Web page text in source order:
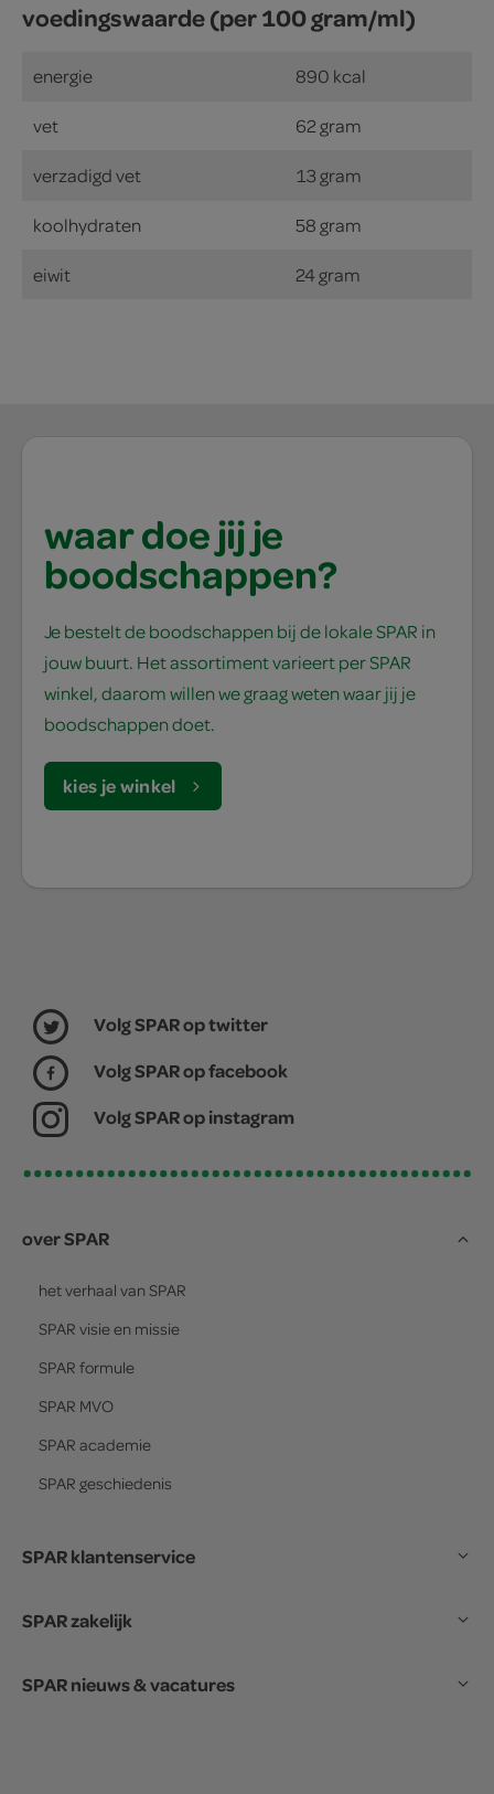
voedingswaarde (per 100 gram/ml)
energie 890 kcal
vet 62 gram
verzadigd vet 13 gram
koolhydraten 58 gram
eiwit 24 gram
waar doe jij je
boodschappen?
Je bestelt de boodschappen bij de lokale SPAR in
jouw buurt. Het assortiment varieert per SPAR
winkel, daarom willen we graag weten waar jij je
boodschappen doet.
kies je winkel
Volg SPAR op twitter
Volg SPAR op facebook
Volg SPAR op instagram
over SPAR
het verhaal van SPAR
SPAR visie en missie
SPAR formule
SPAR MVO
SPAR academie
SPAR geschiedenis
SPAR klantenservice
SPAR zakelijk
SPAR nieuws & vacatures